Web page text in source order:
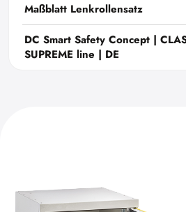
Maßblatt Lenkrollensatz
DC Smart Safety Concept |
SUPREME line | DE